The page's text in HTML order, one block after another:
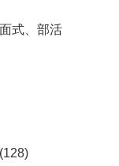
式、部活